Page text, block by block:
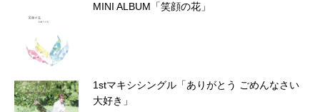
MINI ALBUM「笑顔の花」
1stマキシシングル「ありがとう ごめんなさい
大好き」